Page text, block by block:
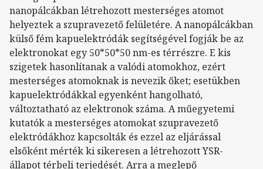
nanopálcákban létrehozott mesterséges atomot
helyeztek a szupravezető felületére. A nanopálcákban
külső fém kapuelektródák segítségével fogják be az
elektronokat egy 50*50*50 nm-es térrészre. E kis
szigetek hasonlítanak a valódi atomokhoz, ezért
mesterséges atomoknak is nevezik őket; esetükben
kapuelektródákkal egyenként hangolható,
változtatható az elektronok száma. A műegyetemi
kutatók a mesterséges atomokat szupravezető
elektródákhoz kapcsolták és ezzel az eljárással
elsőként mérték ki sikeresen a létrehozott YSR-
állapot térbeli terjedését. Arra a meglepő